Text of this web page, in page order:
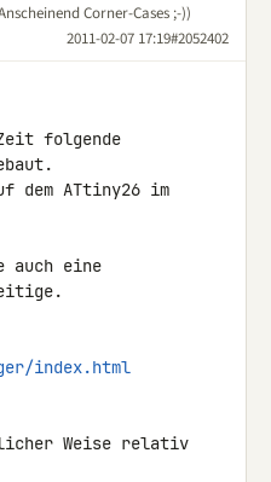
Corner-Cases ;-))
2011-02-07 17:19#2052402
folgende
dem ATtiny26 im
auch eine
index.html
Weise relativ